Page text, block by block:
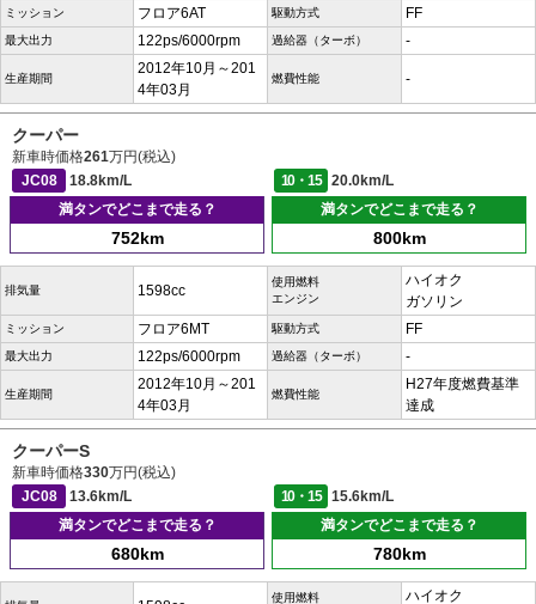
ミッション フロア6AT 駆動方式 FF
最大出力 122ps/6000rpm 過給器（ターボ） -
生産期間
2012年10月～201
4年03月
燃費性能 -
クーパー
新車時価格261万円(税込)
JC08
18.8km/L 10・15
20.0km/L
満タンでどこまで走る？
752km
満タンでどこまで走る？
800km
排気量 1598cc
使用燃料
エンジン
ハイオク
ガソリン
ミッション フロア6MT 駆動方式 FF
最大出力 122ps/6000rpm 過給器（ターボ） -
生産期間
2012年10月～201
4年03月
燃費性能
H27年度燃費基準
達成
クーパーS
新車時価格330万円(税込)
JC08
13.6km/L 10・15
15.6km/L
満タンでどこまで走る？
680km
満タンでどこまで走る？
780km
使用燃料 ハイオク